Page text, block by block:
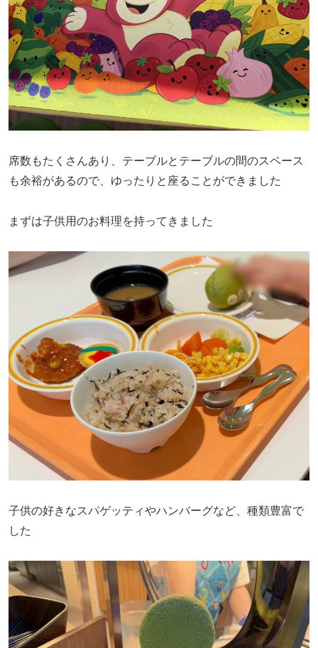
席数もたくさんあり、テーブルとテーブルの間のスペース
も余裕があるので、ゆったりと座ることができました
まずは子供用のお料理を持ってきました
子供の好きなスパゲッティやハンバーグなど、種類豊富で
した